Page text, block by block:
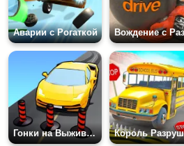
Аварии с Рогаткой
Гонки на Выживание: Симулятор Разрушения